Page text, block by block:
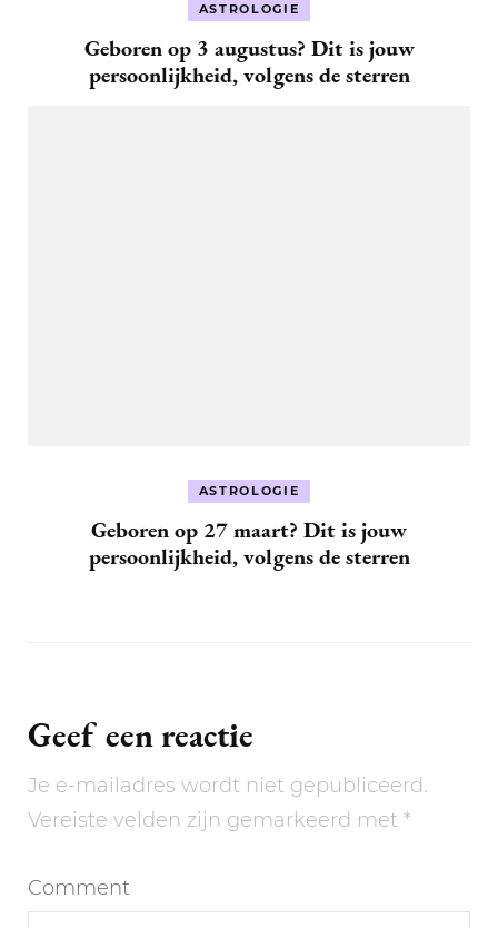
ASTROLOGIE
Geboren op 3 augustus? Dit is jouw
persoonlijkheid, volgens de sterren
ASTROLOGIE
Geboren op 27 maart? Dit is jouw
persoonlijkheid, volgens de sterren
Geef een reactie
Je e-mailadres wordt niet gepubliceerd.
Vereiste velden zijn gemarkeerd met *
Comment